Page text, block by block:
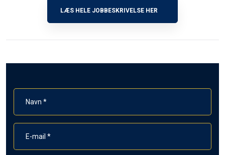
LÆS HELE JOBBESKRIVELSE HER